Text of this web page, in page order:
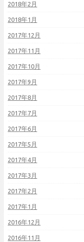
2018年2月
2018年1月
2017年12月
2017年11月
2017年10月
2017年9月
2017年8月
2017年7月
2017年6月
2017年5月
2017年4月
2017年3月
2017年2月
2017年1月
2016年12月
2016年11月